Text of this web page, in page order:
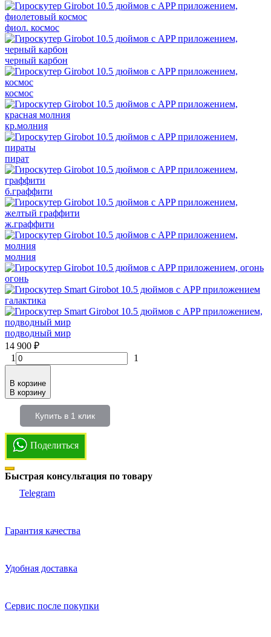
фиол. космос
черный карбон
космос
кр.молния
пират
б.граффити
ж.граффити
молния
огонь
галактика
подводный мир
14 900 ₽
1
1
В корзине
В корзину
Купить в 1 клик
Поделиться
Быстрая консультация по товару
Telegram
Гарантия качества
Удобная доставка
Сервис после покупки